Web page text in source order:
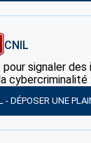
CNIL
signaler
cybercriminalité :
- DÉPOSER UNE